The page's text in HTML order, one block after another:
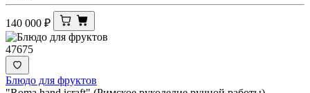
140 000 ₽
47675
Блюдо для фруктов